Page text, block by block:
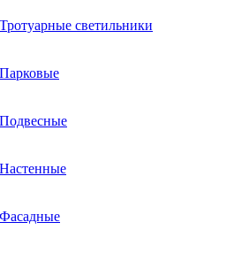
Тротуарные светильники
Парковые
Подвесные
Настенные
Фасадные